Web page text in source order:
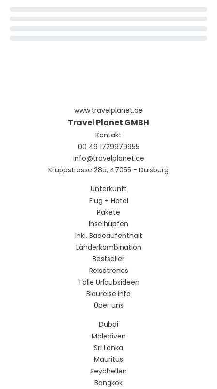
www.travelplanet.de
Travel Planet GMBH
Kontakt
00 49 1729979955
info@travelplanet.de
Kruppstrasse 28a, 47055 - Duisburg
Unterkunft
Flug + Hotel
Pakete
Inselhüpfen
Inkl. Badeaufenthalt
Länderkombination
Bestseller
Reisetrends
Tolle Urlaubsideen
Blaureise.info
Über uns
Dubai
Malediven
Sri Lanka
Mauritus
Seychellen
Bangkok